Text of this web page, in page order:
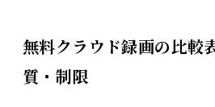
無料クラウド録画の比較
質・制限